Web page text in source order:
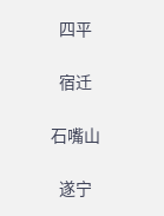
四平
宿迁
石嘴山
遂宁